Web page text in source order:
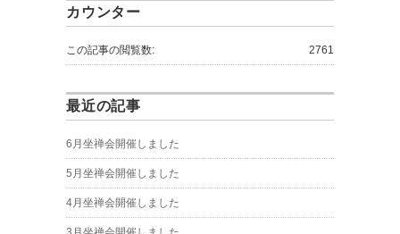
カウンター
2761
この記事の閲覧数:
最近の記事
6月坐禅会開催しました
5月坐禅会開催しました
4月坐禅会開催しました